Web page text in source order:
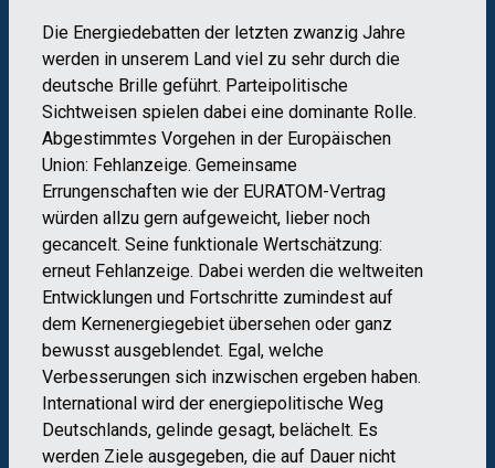
Die Energiedebatten der letzten zwanzig Jahre
werden in unserem Land viel zu sehr durch die
deutsche Brille geführt. Parteipolitische
Sichtweisen spielen dabei eine dominante Rolle.
Abgestimmtes Vorgehen in der Europäischen
Union: Fehlanzeige. Gemeinsame
Errungenschaften wie der EURATOM-Vertrag
würden allzu gern aufgeweicht, lieber noch
gecancelt. Seine funktionale Wertschätzung:
erneut Fehlanzeige. Dabei werden die weltweiten
Entwicklungen und Fortschritte zumindest auf
dem Kernenergiegebiet übersehen oder ganz
bewusst ausgeblendet. Egal, welche
Verbesserungen sich inzwischen ergeben haben.
International wird der energiepolitische Weg
Deutschlands, gelinde gesagt, belächelt. Es
werden Ziele ausgegeben, die auf Dauer nicht